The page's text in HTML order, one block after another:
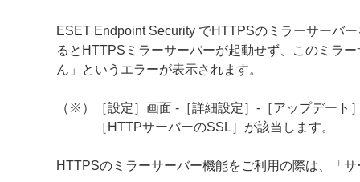
ESET Endpoint Security でHTTPSのミラーサーバ
るとHTTPSミラーサーバーが起動せず、このミラ
ん」というエラーが表示されます。
（※）［設定］画面 -［詳細設定］-［アップデー
［HTTPサーバーのSSL］が該当します。
HTTPSのミラーサーバー機能をご利用の際は、「